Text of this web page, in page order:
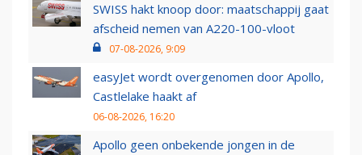
SWISS hakt knoop door: maatschappij gaat
afscheid nemen van A220-100-vloot
07-08-2026, 9:09
easyJet wordt overgenomen door Apollo,
Castlelake haakt af
06-08-2026, 16:20
Apollo geen onbekende jongen in de